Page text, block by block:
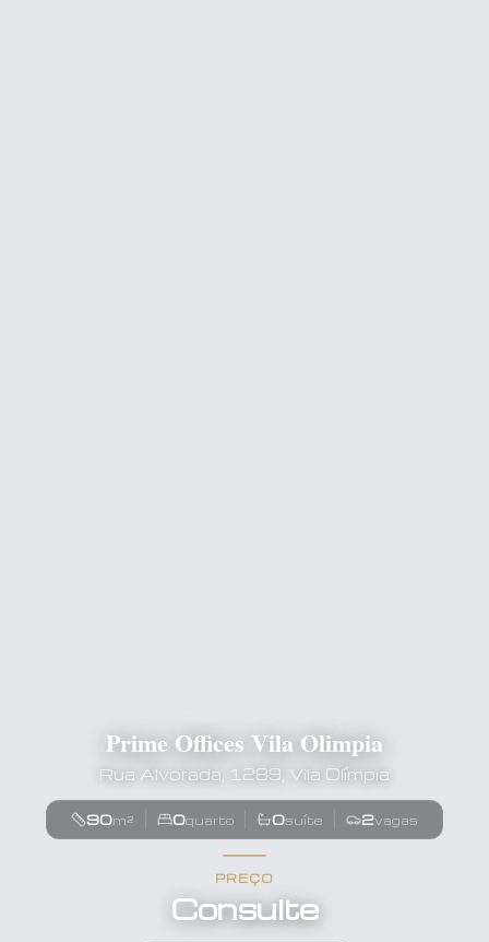
Prime Offices Vila Olimpia
Rua Alvorada, 1289, Vila Olímpia
90m² 0quarto 0suíte 2vagas
PREÇO
Consulte